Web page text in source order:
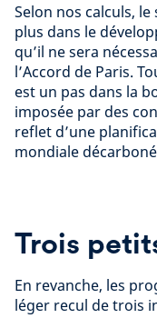
Selon nos calculs,
plus dans le
qu’il ne sera
l’Accord de Paris.
est un pas dans la
imposée par des
reflet d’une
mondiale
Trois
En revanche, les
léger recul de trois